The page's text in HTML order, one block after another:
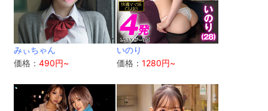
みぃちゃん
価格：490円~
いのり
価格：1280円~